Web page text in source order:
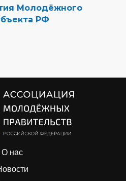
Молодёжного
РФ
О нас